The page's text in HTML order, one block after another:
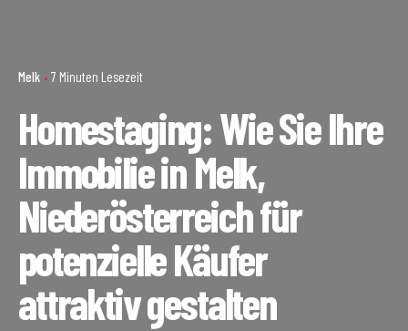
Melk 7 Minuten Lesezeit
Homestaging: Wie Sie Ihre
Immobilie in Melk,
Niederösterreich für
potenzielle Käufer
attraktiv gestalten